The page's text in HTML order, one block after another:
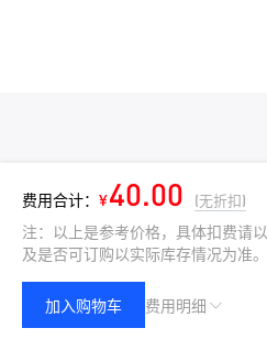
费用合计： ¥40.00 (无折扣)
注：以上是参考价格，具体扣费请
及是否可订购以实际库存情况为准。
费用明细
加入购物车